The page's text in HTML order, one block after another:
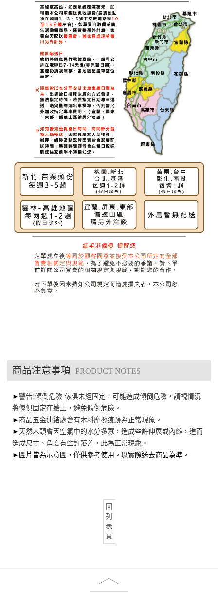
商品注意事項 PRODUCT NOTES
► 警吿!傾倒危險-傢俱未經固定，可能造成傾倒危險，請視情況
將傢俱固定在牆上，避免傾倒危險。
► 商品五金連結處會有木料摩擦痕跡為正常現象。
► 天然木頭會因空氣中的水分多寡，造成些許伸展或內縮，進而
造成尺寸、角度有些許落差，此為正常現象。
►圖片皆為示意圖，僅供參考使用。以實際送去商品為準。
回
列
表
頁